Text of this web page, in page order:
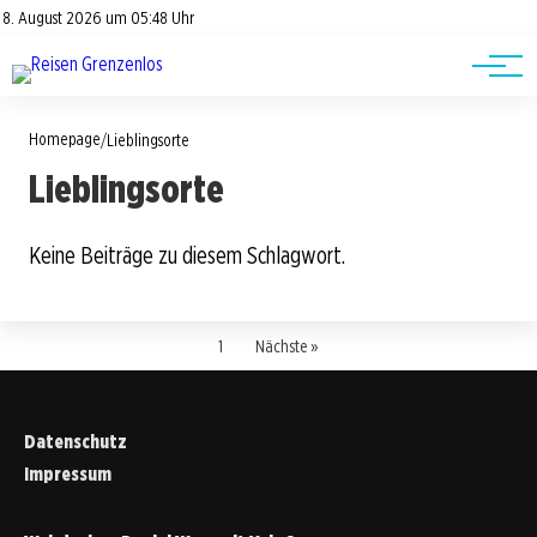
8. August 2026 um 05:48 Uhr
Datenschutz
Road Trips
Reisetipps
Homepage/Lieblingsorte
Lieblingsorte
Keine Beiträge zu diesem Schlagwort.
1 Nächste »
Datenschutz
Impressum